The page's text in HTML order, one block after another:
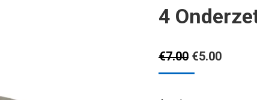
4
€7.00
prijs
€5.00Huidige